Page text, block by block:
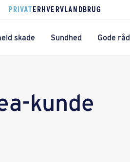
PRIVATERHVERVLANDBRUG
skade Sundhed Gode råd
kunde